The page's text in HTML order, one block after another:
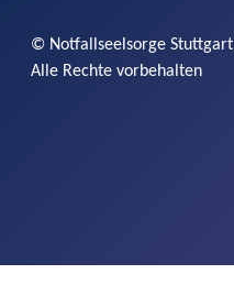
© Notfallseelsorge Stuttgart
Alle Rechte vorbehalten